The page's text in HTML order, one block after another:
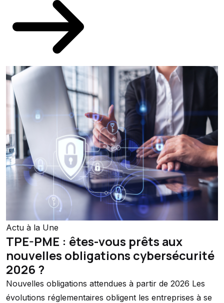
Actu à la Une
TPE-PME : êtes-vous prêts aux
nouvelles obligations cybersécurité
2026 ?
Nouvelles obligations attendues à partir de 2026 Les
évolutions réglementaires obligent les entreprises à se